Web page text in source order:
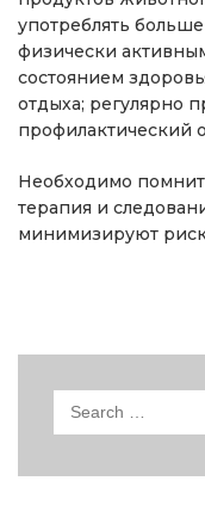
употреблять
физически
состоянием
отдыха; регулярно
профилактический
Необходимо
терапия и
минимизируют
Search